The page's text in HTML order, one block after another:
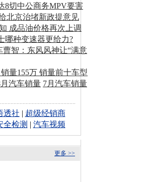
8切中公商务MPV要害
北京治堵新政提意见
成品油价格再次上调
哪种变速器更给力?
曹智：东风风神让“满意
量155万 销量前十车型
汽车销量 7月汽车销量
透社 | 超级经销商
全检测 | 汽车视频
更多 >>